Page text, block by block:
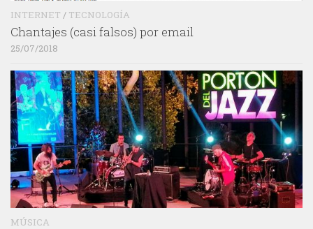
INTERNET / TECNOLOGÍA
Chantajes (casi falsos) por email
25/07/2018
MÚSICA